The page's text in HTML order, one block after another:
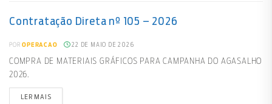
Contratação Direta nº 105 – 2026
POR OPERACAO 22 DE MAIO DE 2026
COMPRA DE MATERIAIS GRÁFICOS PARA CAMPANHA DO AGASALHO
2026.
LER MAIS